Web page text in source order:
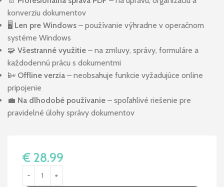
konverziu dokumentov
🖥️ Len pre Windows – používanie výhradne v operačnom
systéme Windows
🧩 Všestranné využitie – na zmluvy, správy, formuláre a
každodennú prácu s dokumentmi
📴 Offline verzia – neobsahuje funkcie vyžadujúce online
pripojenie
💼 Na dlhodobé používanie – spoľahlivé riešenie pre
pravidelné úlohy správy dokumentov
€ 28.99